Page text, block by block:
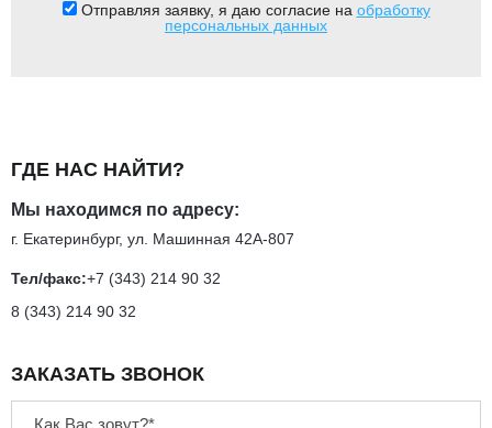
Отправляя заявку, я даю согласие на обработку
персональных данных
ГДЕ НАС НАЙТИ?
Мы находимся по адресу:
г. Екатеринбург, ул. Машинная 42А-807
Тел/факс:+7 (343) 214 90 32
8 (343) 214 90 32
ЗАКАЗАТЬ ЗВОНОК